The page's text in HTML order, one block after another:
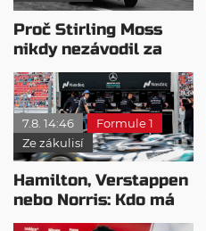
Proč Stirling Moss
nikdy nezávodil za
Ferrariho
7.8. 14:46
Formule 1
Ze zákulisí
Hamilton, Verstappen
nebo Norris: Kdo má
nejvyšší plat?